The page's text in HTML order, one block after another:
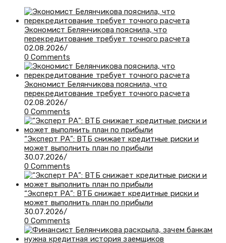
Экономист Белянчикова пояснила, что
перекредитование требует точного расчета
02.08.2026/
0 Comments
Экономист Белянчикова пояснила, что
перекредитование требует точного расчета
02.08.2026/
0 Comments
“Эксперт РА”: ВТБ снижает кредитные риски и
может выполнить план по прибыли
30.07.2026/
0 Comments
“Эксперт РА”: ВТБ снижает кредитные риски и
может выполнить план по прибыли
30.07.2026/
0 Comments